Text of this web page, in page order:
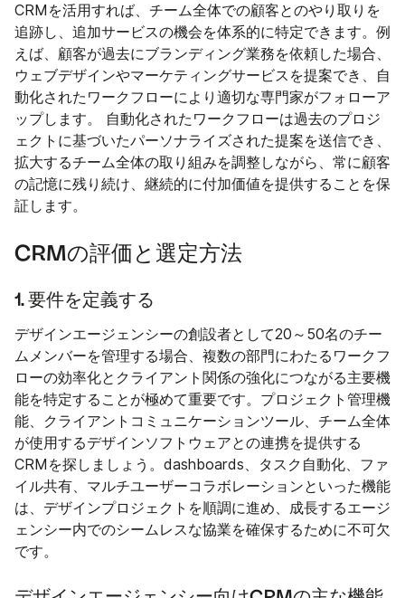
CRMを活用すれば、チーム全体での顧客とのやり取りを
追跡し、追加サービスの機会を体系的に特定できます。例
えば、顧客が過去にブランディング業務を依頼した場合、
ウェブデザインやマーケティングサービスを提案でき、自
動化されたワークフローにより適切な専門家がフォローア
ップします。 自動化されたワークフローは過去のプロジ
ェクトに基づいたパーソナライズされた提案を送信でき、
拡大するチーム全体の取り組みを調整しながら、常に顧客
の記憶に残り続け、継続的に付加価値を提供することを保
証します。
CRMの評価と選定方法
1. 要件を定義する
デザインエージェンシーの創設者として20～50名のチー
ムメンバーを管理する場合、複数の部門にわたるワークフ
ローの効率化とクライアント関係の強化につながる主要機
能を特定することが極めて重要です。プロジェクト管理機
能、クライアントコミュニケーションツール、チーム全体
が使用するデザインソフトウェアとの連携を提供する
CRMを探しましょう。dashboards、タスク自動化、ファ
イル共有、マルチユーザーコラボレーションといった機能
は、デザインプロジェクトを順調に進め、成長するエージ
ェンシー内でのシームレスな協業を確保するために不可欠
です。